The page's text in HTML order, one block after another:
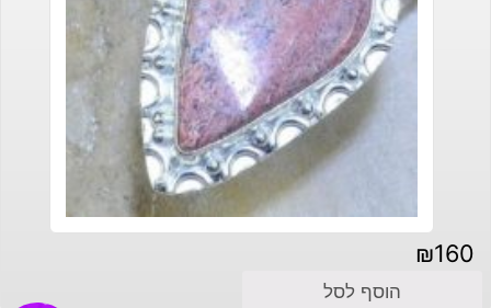
₪160
הוסף לסל